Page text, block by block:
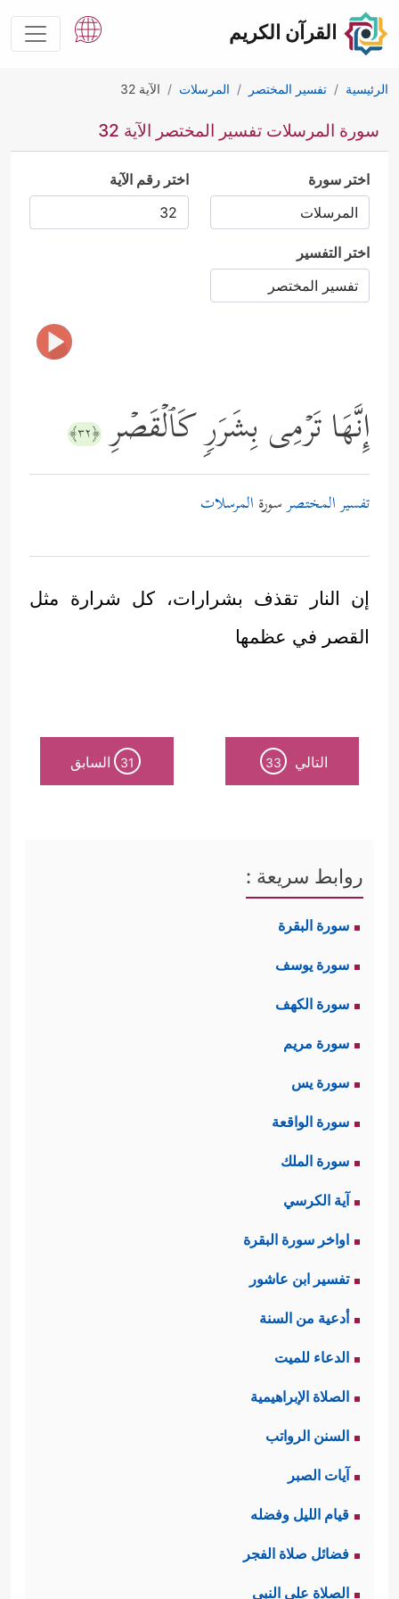
القرآن الكريم
الرئيسية تفسير المختصر المرسلات الآية 32
سورة المرسلات تفسير المختصر الآية 32
اختر سورة اختر رقم الآية
اختر التفسير
إِنَّهَا تَرۡمِی بِشَرَرࣲ كَٱلۡقَصۡرِ ﴿٣٢﴾
تفسير المختصرسورة المرسلات
إن النار تقذف بشرارات، كل شرارة مثل
القصر في عظمها
التالي 33
31 السابق
روابط سريعة :
سورة البقرة
سورة يوسف
سورة الكهف
سورة مريم
سورة يس
سورة الواقعة
سورة الملك
آية الكرسي
اواخر سورة البقرة
تفسير ابن عاشور
أدعية من السنة
الدعاء للميت
الصلاة الإبراهيمية
السنن الرواتب
آيات الصبر
قيام الليل وفضله
فضائل صلاة الفجر
الصلاة على النبي